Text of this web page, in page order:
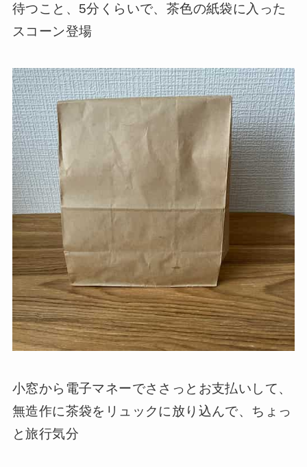
待つこと、5分くらいで、茶色の紙袋に入った
スコーン登場
小窓から電子マネーでささっとお支払いして、
無造作に茶袋をリュックに放り込んで、ちょっ
と旅行気分